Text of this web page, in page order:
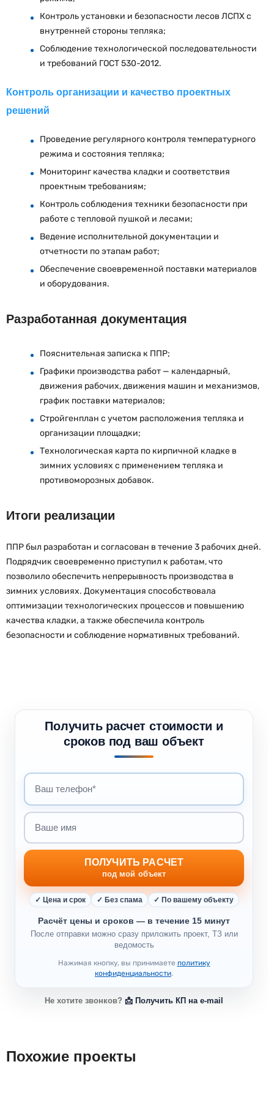
Контроль установки и безопасности лесов ЛСПХ с
внутренней стороны тепляка;
Соблюдение технологической последовательности
и требований ГОСТ 530-2012.
Контроль организации и качество проектных
решений
Проведение регулярного контроля температурного
режима и состояния тепляка;
Мониторинг качества кладки и соответствия
проектным требованиям;
Контроль соблюдения техники безопасности при
работе с тепловой пушкой и лесами;
Ведение исполнительной документации и
отчетности по этапам работ;
Обеспечение своевременной поставки материалов
и оборудования.
Разработанная документация
Пояснительная записка к ППР;
Графики производства работ — календарный,
движения рабочих, движения машин и механизмов,
график поставки материалов;
Стройгенплан с учетом расположения тепляка и
организации площадки;
Технологическая карта по кирпичной кладке в
зимних условиях с применением тепляка и
противоморозных добавок.
Итоги реализации
ППР был разработан и согласован в течение 3 рабочих дней.
Подрядчик своевременно приступил к работам, что
позволило обеспечить непрерывность производства в
зимних условиях. Документация способствовала
оптимизации технологических процессов и повышению
качества кладки, а также обеспечила контроль
безопасности и соблюдение нормативных требований.
Получить расчет стоимости и
сроков под ваш объект
ПОЛУЧИТЬ РАСЧЕТ
под мой объект
✓ Цена и срок ✓ Без спама ✓ По вашему объекту
Расчёт цены и сроков — в течение 15 минут
После отправки можно сразу приложить проект, ТЗ или
ведомость
Нажимая кнопку, вы принимаете политику
конфиденциальности.
Не хотите звонков? 📩 Получить КП на e-mail
Похожие проекты